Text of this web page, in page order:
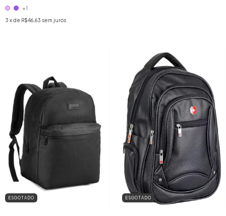
+1
3 x de R$46,63 sem juros
ESGOTADO ESGOTADO